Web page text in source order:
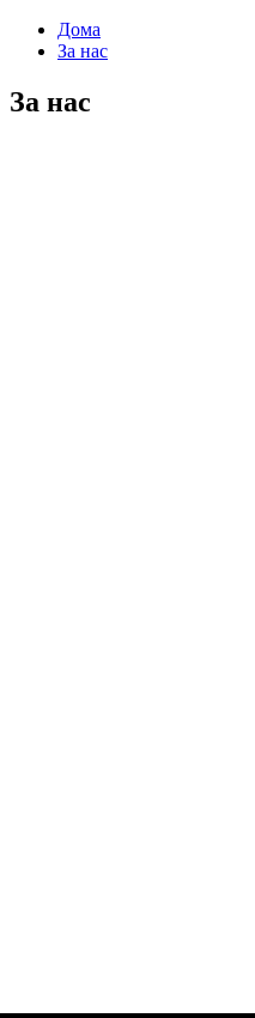
Дома
За нас
За нас